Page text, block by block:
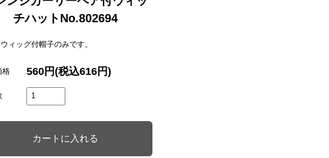
チハットNo.802694
ィッグ付帽子のみです。
格 560円(税込616円)